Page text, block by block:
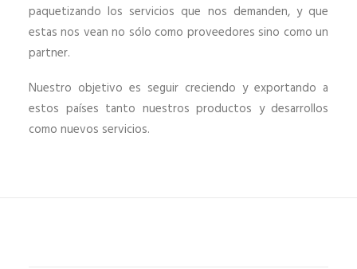
paquetizando los servicios que nos demanden, y que
estas nos vean no sólo como proveedores sino como un
partner.
Nuestro objetivo es seguir creciendo y exportando a
estos países tanto nuestros productos y desarrollos
como nuevos servicios.